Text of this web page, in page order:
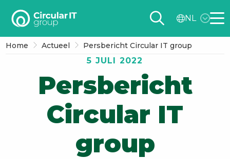
Circular
group
NL
Home Actueel Persbericht Circular IT group
5 JULI 2022
Persbericht
Circular IT
group